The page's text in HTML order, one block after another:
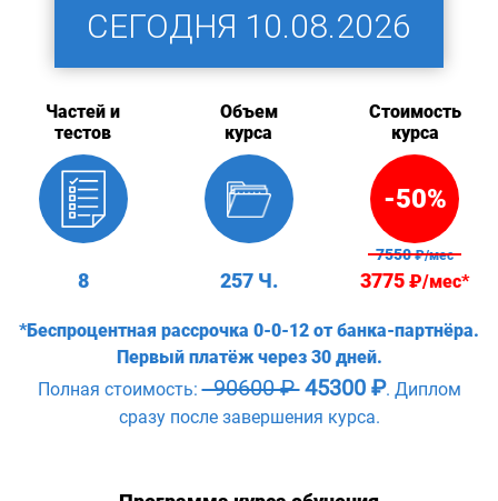
СЕГОДНЯ 10.08.2026
Частей и
тестов
8
Объем
курса
257 Ч.
Стоимость
курса
-50%
7550₽/мес
3775₽/мес*
*Беспроцентная рассрочка 0-0-12 от банка-партнёра.
Первый платёж через 30 дней.
Полная стоимость:90600 ₽45300 ₽. Диплом
сразу после завершения курса.